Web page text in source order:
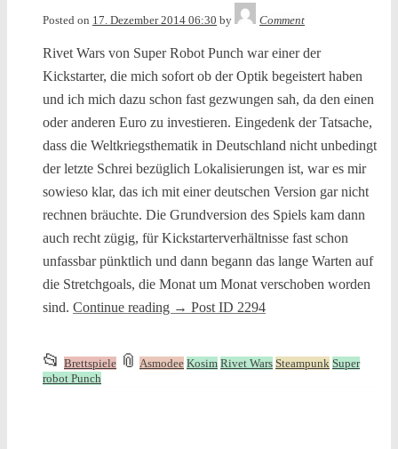
Posted on 17. Dezember 2014 06:30 by
Comment
Rivet Wars von Super Robot Punch war einer der
Kickstarter, die mich sofort ob der Optik begeistert haben
und ich mich dazu schon fast gezwungen sah, da den einen
oder anderen Euro zu investieren. Eingedenk der Tatsache,
dass die Weltkriegsthematik in Deutschland nicht unbedingt
der letzte Schrei bezüglich Lokalisierungen ist, war es mir
sowieso klar, das ich mit einer deutschen Version gar nicht
rechnen bräuchte. Die Grundversion des Spiels kam dann
auch recht zügig, für Kickstarterverhältnisse fast schon
unfassbar pünktlich und dann begann das lange Warten auf
die Stretchgoals, die Monat um Monat verschoben worden
sind. Continue reading → Post ID 2294
📂 This
entry
Brettspiele 📎 and
Asmodee Kosim Rivet Wars Steampunk Super
robot Punch